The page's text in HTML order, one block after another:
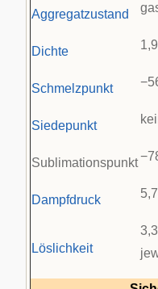
Aggregatzustand
Dichte
Schmelzpunkt
Siedepunkt
Sublimationspunkt
Dampfdruck
Löslichkeit
3,3